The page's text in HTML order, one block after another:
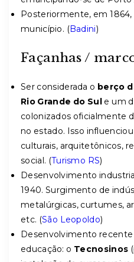
Posteriormente, em
município. (Badini)
Façanhas /
Ser considerada o berço
Rio Grande do Sule um
colonizados oficialmente
no estado. Isso
culturais, arquitetônicos,
social. (Turismo RS)
Desenvolvimento
1940. Surgimento de
metalúrgicas, curtumes,
etc. (São Leopoldo)
Desenvolvimento
educação: o Tecnosinos